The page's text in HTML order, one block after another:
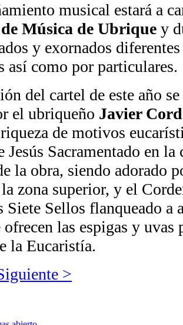
musical estará a
Música de Ubrique y
y exornados
así como por particulares.
del cartel de este año
el ubriqueño Javier
de motivos
Jesús Sacramentado en
la obra, siendo adorado
zona superior, y el
Sellos flanqueado a
ofrecen las espigas y
la Eucaristía.
>